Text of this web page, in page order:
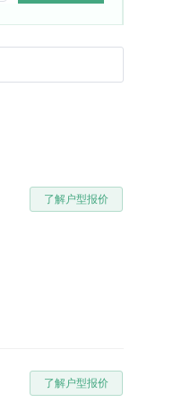
了解户型报价
了解户型报价